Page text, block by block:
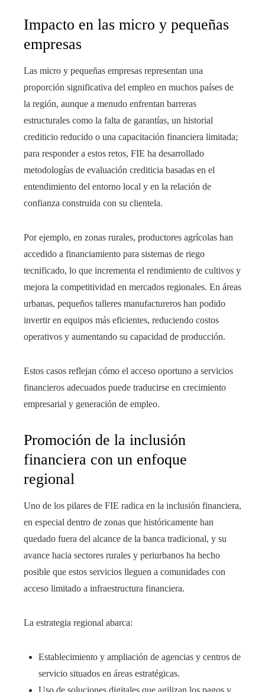
Impacto en las micro y pequeñas
empresas
Las micro y pequeñas empresas representan una
proporción significativa del empleo en muchos países de
la región, aunque a menudo enfrentan barreras
estructurales como la falta de garantías, un historial
crediticio reducido o una capacitación financiera limitada;
para responder a estos retos, FIE ha desarrollado
metodologías de evaluación crediticia basadas en el
entendimiento del entorno local y en la relación de
confianza construida con su clientela.
Por ejemplo, en zonas rurales, productores agrícolas han
accedido a financiamiento para sistemas de riego
tecnificado, lo que incrementa el rendimiento de cultivos y
mejora la competitividad en mercados regionales. En áreas
urbanas, pequeños talleres manufactureros han podido
invertir en equipos más eficientes, reduciendo costos
operativos y aumentando su capacidad de producción.
Estos casos reflejan cómo el acceso oportuno a servicios
financieros adecuados puede traducirse en crecimiento
empresarial y generación de empleo.
Promoción de la inclusión
financiera con un enfoque
regional
Uno de los pilares de FIE radica en la inclusión financiera,
en especial dentro de zonas que históricamente han
quedado fuera del alcance de la banca tradicional, y su
avance hacia sectores rurales y periurbanos ha hecho
posible que estos servicios lleguen a comunidades con
acceso limitado a infraestructura financiera.
La estrategia regional abarca:
Establecimiento y ampliación de agencias y centros de
servicio situados en áreas estratégicas.
Uso de soluciones digitales que agilizan los pagos y